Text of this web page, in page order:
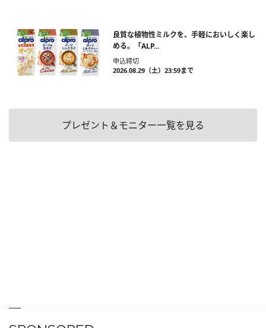
良質な植物性ミルクを、手軽においしく楽し
める。「ALP...
申込締切
2026.08.29（土）23:59まで
プレゼント＆モニター一覧を見る